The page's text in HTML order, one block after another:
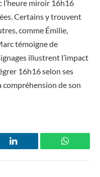
l’heure miroir 16h16
Certains y trouvent
comme Émilie,
témoigne de
illustrent l’impact
16h16 selon ses
de son
LinkedIn